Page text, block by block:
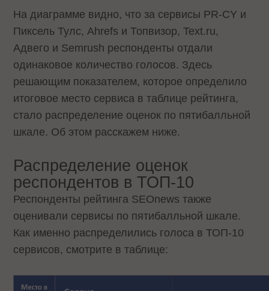
На диаграмме видно, что за сервисы PR-CY и
Пиксель Тулс, Ahrefs и Топвизор, Text.ru,
Адвего и Semrush респонденты отдали
одинаковое количество голосов. Здесь
решающим показателем, которое определило
итоговое место сервиса в таблице рейтинга,
стало распределение оценок по пятибалльной
шкале. Об этом расскажем ниже.
Распределение оценок
респондентов в ТОП-10
Респонденты рейтинга SEOnews также
оценивали сервисы по пятибалльной шкале.
Как именно распределились голоса в ТОП-10
сервисов, смотрите в таблице: